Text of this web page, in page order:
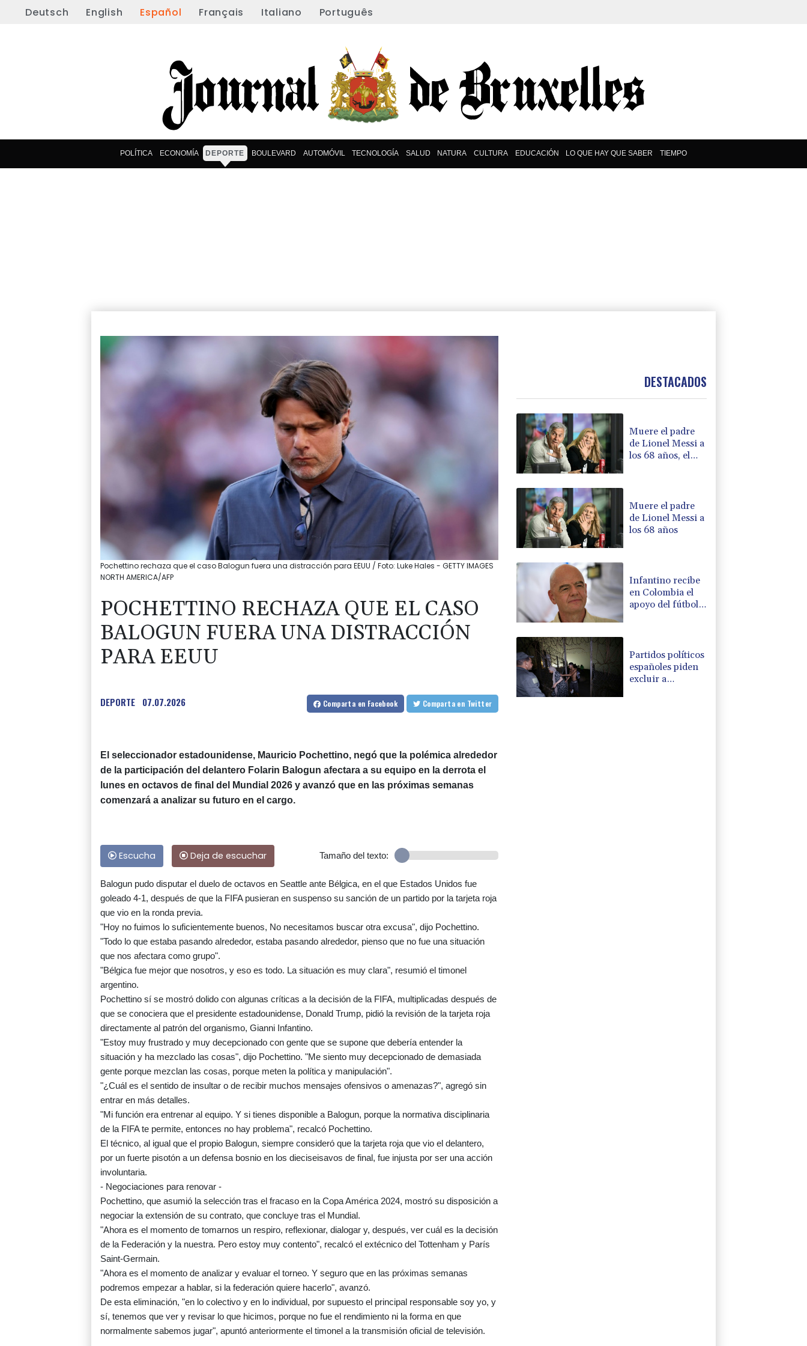
Deutsch English Español Français Italiano Português
POLÍTICA ECONOMÍA DEPORTE BOULEVARD AUTOMÓVIL TECNOLOGÍA SALUD NATURA CULTURA EDUCACIÓN LO QUE HAY QUE SABER TIEMPO
Pochettino rechaza que el caso Balogun fuera una distracción para EEUU / Foto: Luke Hales - GETTY IMAGES
NORTH AMERICA/AFP
POCHETTINO RECHAZA QUE EL CASO
BALOGUN FUERA UNA DISTRACCIÓN
PARA EEUU
DEPORTE 07.07.2026 Comparta en Facebook Comparta en Twitter
El seleccionador estadounidense, Mauricio Pochettino, negó que la polémica alrededor
de la participación del delantero Folarin Balogun afectara a su equipo en la derrota el
lunes en octavos de final del Mundial 2026 y avanzó que en las próximas semanas
comenzará a analizar su futuro en el cargo.
Escucha Deja de escuchar Tamaño del texto:
Balogun pudo disputar el duelo de octavos en Seattle ante Bélgica, en el que Estados Unidos fue
goleado 4-1, después de que la FIFA pusieran en suspenso su sanción de un partido por la tarjeta roja
que vio en la ronda previa.
"Hoy no fuimos lo suficientemente buenos, No necesitamos buscar otra excusa", dijo Pochettino.
"Todo lo que estaba pasando alrededor, estaba pasando alrededor, pienso que no fue una situación
que nos afectara como grupo".
"Bélgica fue mejor que nosotros, y eso es todo. La situación es muy clara", resumió el timonel
argentino.
Pochettino sí se mostró dolido con algunas críticas a la decisión de la FIFA, multiplicadas después de
que se conociera que el presidente estadounidense, Donald Trump, pidió la revisión de la tarjeta roja
directamente al patrón del organismo, Gianni Infantino.
"Estoy muy frustrado y muy decepcionado con gente que se supone que debería entender la
situación y ha mezclado las cosas", dijo Pochettino. "Me siento muy decepcionado de demasiada
gente porque mezclan las cosas, porque meten la política y manipulación".
"¿Cuál es el sentido de insultar o de recibir muchos mensajes ofensivos o amenazas?", agregó sin
entrar en más detalles.
"Mi función era entrenar al equipo. Y si tienes disponible a Balogun, porque la normativa disciplinaria
de la FIFA te permite, entonces no hay problema", recalcó Pochettino.
El técnico, al igual que el propio Balogun, siempre consideró que la tarjeta roja que vio el delantero,
por un fuerte pisotón a un defensa bosnio en los dieciseisavos de final, fue injusta por ser una acción
involuntaria.
- Negociaciones para renovar -
Pochettino, que asumió la selección tras el fracaso en la Copa América 2024, mostró su disposición a
negociar la extensión de su contrato, que concluye tras el Mundial.
"Ahora es el momento de tomarnos un respiro, reflexionar, dialogar y, después, ver cuál es la decisión
de la Federación y la nuestra. Pero estoy muy contento", recalcó el extécnico del Tottenham y París
Saint-Germain.
"Ahora es el momento de analizar y evaluar el torneo. Y seguro que en las próximas semanas
podremos empezar a hablar, si la federación quiere hacerlo", avanzó.
De esta eliminación, "en lo colectivo y en lo individual, por supuesto el principal responsable soy yo, y
sí, tenemos que ver y revisar lo que hicimos, porque no fue el rendimiento ni la forma en que
normalmente sabemos jugar", apuntó anteriormente el timonel a la transmisión oficial de televisión.
DESTACADOS
Muere el padre
de Lionel Messi a
los 68 años, el
Muere el padre
de Lionel Messi a
los 68 años
Infantino recibe
en Colombia el
apoyo del fútbol
Partidos políticos
españoles piden
excluir a